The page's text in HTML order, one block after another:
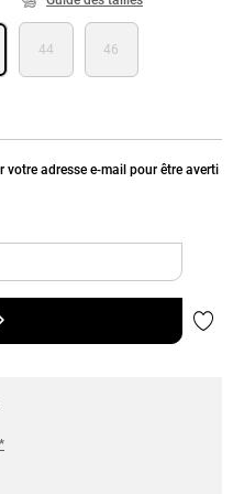
44 46
votre adresse e-mail pour être averti